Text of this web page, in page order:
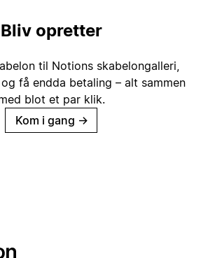
Bliv opretter
til Notions skabelongalleri,
få endda betaling – alt sammen
blot et par klik.
Kom i gang →